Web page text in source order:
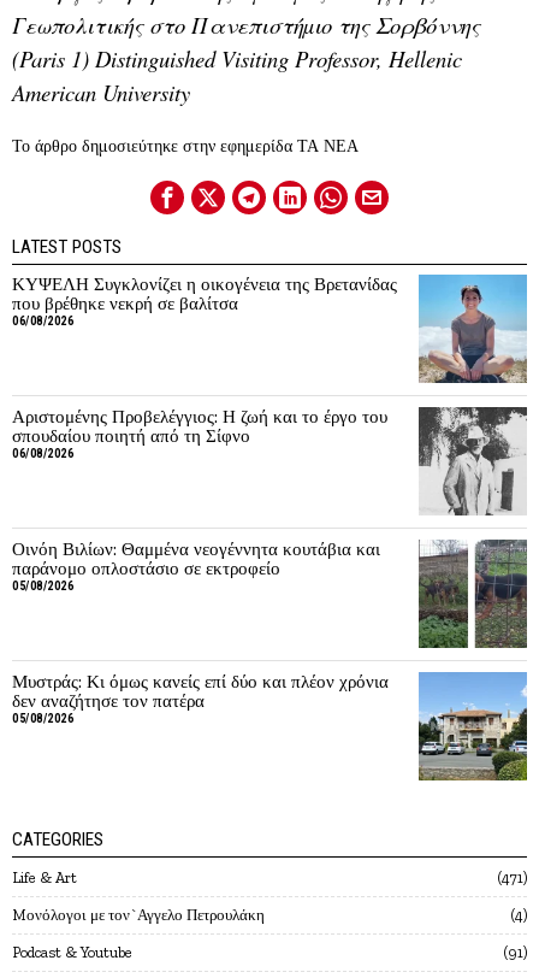
Γεωπολιτικής στο Πανεπιστήµιο της Σορβόννης
(Paris 1) Distinguished Visiting Professor, Hellenic
American University
Το άρθρο δημοσιεύτηκε στην εφημερίδα ΤΑ ΝΕΑ
LATEST POSTS
ΚΥΨΕΛΗ Συγκλονίζει η οικογένεια της Βρετανίδας
που βρέθηκε νεκρή σε βαλίτσα
06/08/2026
Αριστομένης Προβελέγγιος: Η ζωή και το έργο του
σπουδαίου ποιητή από τη Σίφνο
06/08/2026
Οινόη Βιλίων: Θαμμένα νεογέννητα κουτάβια και
παράνομο οπλοστάσιο σε εκτροφείο
05/08/2026
Μυστράς: Κι όμως κανείς επί δύο και πλέον χρόνια
δεν αναζήτησε τον πατέρα
05/08/2026
CATEGORIES
Life & Art 471
Mονόλογοι με τον`Αγγελο Πετρουλάκη 4
Podcast & Youtube 91